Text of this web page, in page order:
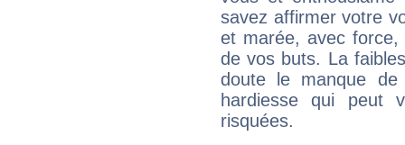
savez affirmer votre
et marée, avec
de vos buts. La
doute le manque
hardiesse qui peut
risquées.